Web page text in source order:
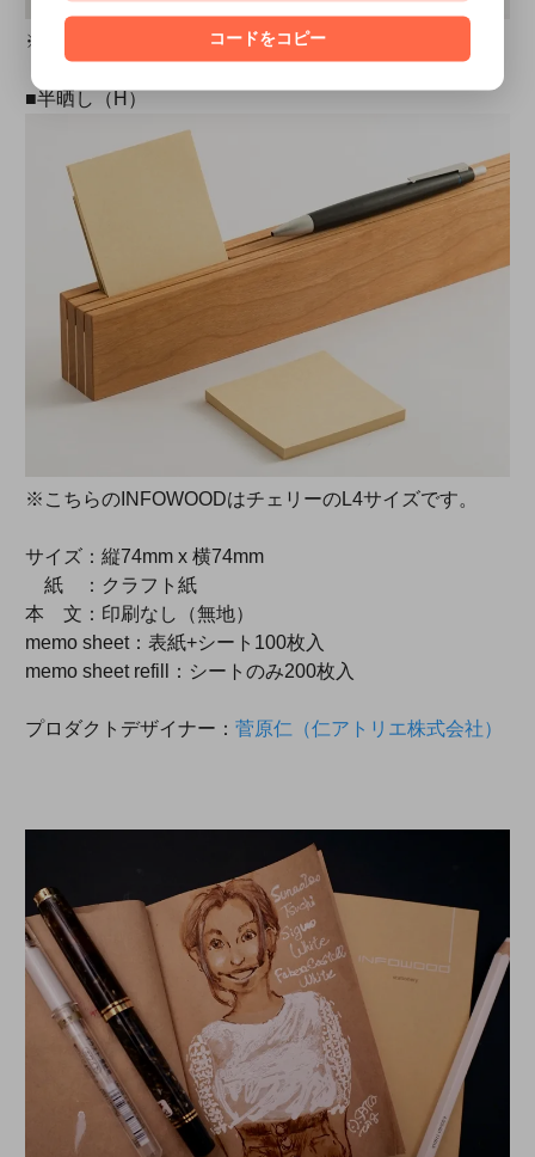
※こちらのINFOWOODはチェリーのL4サイズです。
■半晒し（H）
※こちらのINFOWOODはチェリーのL4サイズです。
サイズ：縦74mm x 横74mm
紙 ：クラフト紙
本 文：印刷なし（無地）
memo sheet：表紙+シート100枚入
memo sheet refill：シートのみ200枚入
プロダクトデザイナー： 菅原仁（仁アトリエ株式会社）
コードをコピー